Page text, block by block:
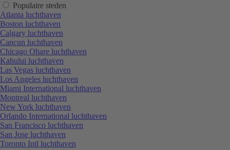
Populaire steden
Atlanta luchthaven
Boston luchthaven
Calgary luchthaven
Cancun luchthaven
Chicago Ohare luchthaven
Kahului luchthaven
Las Vegas luchthaven
Los Angeles luchthaven
Miami International luchthaven
Montreal luchthaven
New York luchthaven
Orlando International luchthaven
San Francisco luchthaven
San Jose luchthaven
Toronto Intl luchthaven